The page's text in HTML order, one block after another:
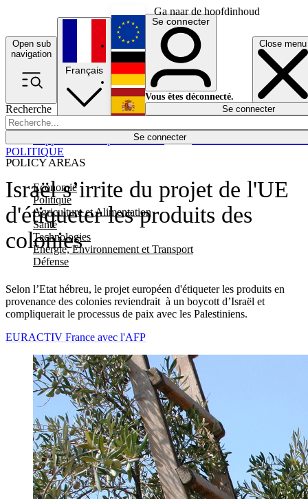
Ga naar de hoofdinhoud
Open sub
navigation
Close menu
Recherche
Se connecter
POLICY AREAS
Economie
Politique
Agriculture et Alimentation
Santé
Technologies
Energie, Environnement et Transport
Défense
Économie
Français
English
Deutsch
Español
Se connecter
Vous êtes déconnecté.
Se connecter
Israël s’irrite du projet de l'UE
d'étiqueter les produits des
colonies
Selon l’Etat hébreu, le projet européen d'étiqueter les produits en
provenance des colonies reviendrait à un boycott d’Israël et
compliquerait le processus de paix avec les Palestiniens.
POLITIQUE
EURACTIV France avec l'AFP